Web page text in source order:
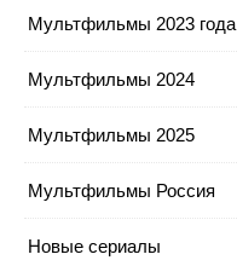
Мультфильмы 2023 года
Мультфильмы 2024
Мультфильмы 2025
Мультфильмы Россия
Новые сериалы